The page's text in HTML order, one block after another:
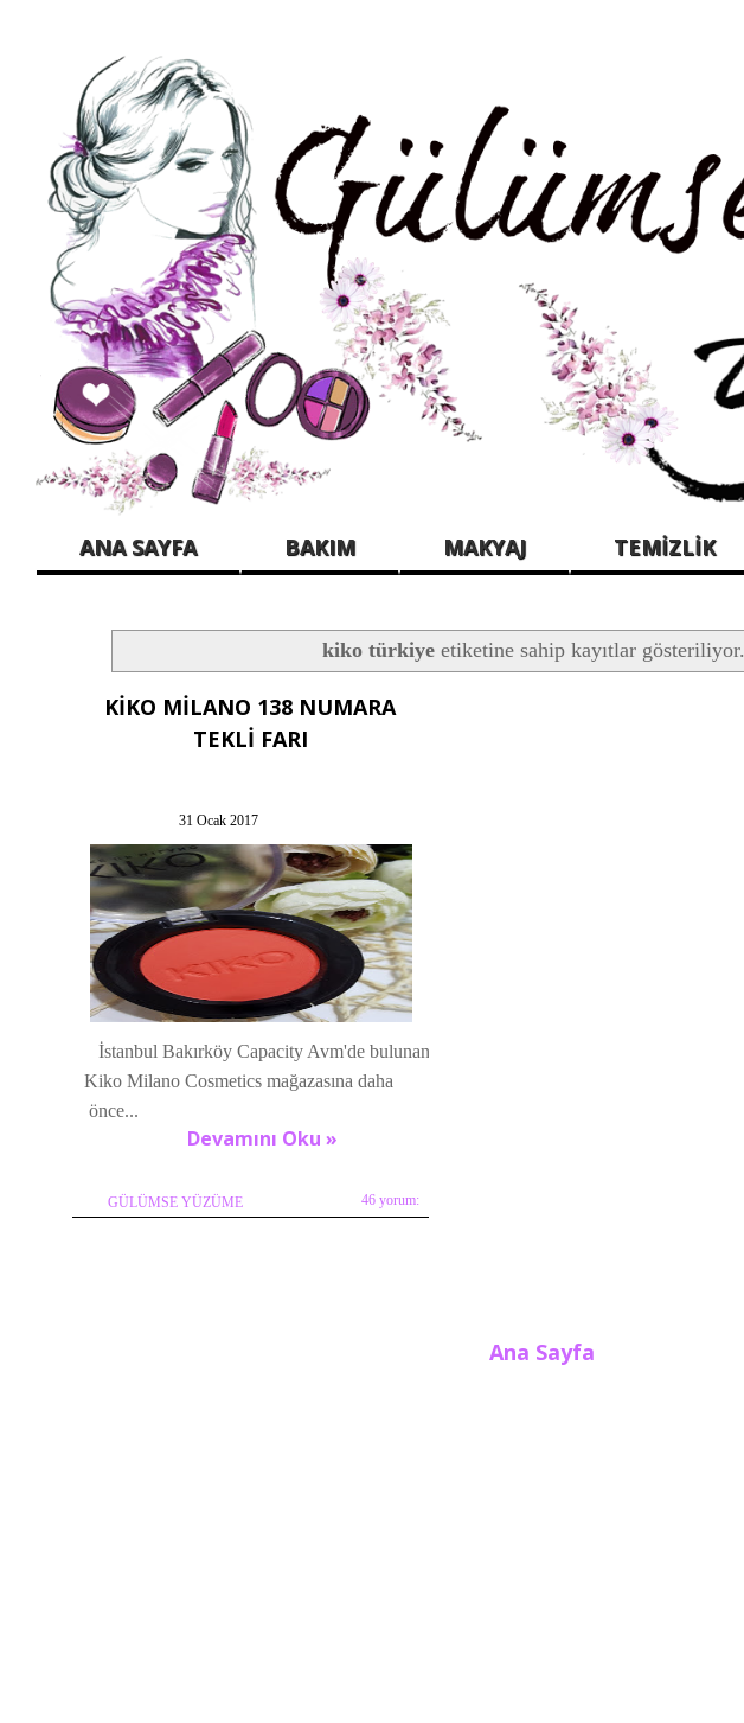
ANA SAYFA BAKIM MAKYAJ TEMİZLİK
kiko türkiye etiketine sahip kayıtlar gösteriliyor.
KİKO MİLANO 138 NUMARA
TEKLİ FARI
31 Ocak 2017
İstanbul Bakırköy Capacity Avm'de bulunan
Kiko Milano Cosmetics mağazasına daha
önce...
Devamını Oku »
GÜLÜMSE YÜZÜME 46 yorum:
Ana Sayfa